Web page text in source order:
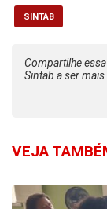
SINTAB
Compartilhe
Sintab a ser
VEJA